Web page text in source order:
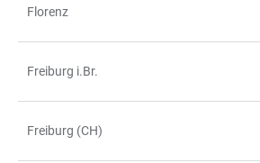
Florenz
Freiburg i.Br.
Freiburg (CH)